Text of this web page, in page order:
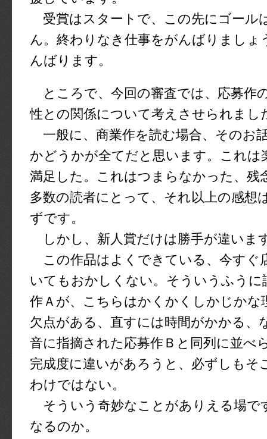
受賞はスタートで、この先にゴール
ん。終わりなき仕事をがんばりましょ
んばります。
ところで、今回の審査では、応募作
性との関係について考えさせられまし
一般に、商業作を読む場合、そのお
かどうかが全てだと思います。これは
満足した。これはつまらなかった、残
多数の読者にとって、それ以上の感想
ずです。
しかし、新人賞だけは勝手が違いま
この作品はよくできている、今すぐ
いてもおかしくない。そういうふうに
作Ａが、こちらはかくかくしかじかな
欠点がある、直すには時間がかかる、
音に指摘された応募作Ｂと同列に並べ
完成度に違いがあろうと、必ずしもそ
わけではない。
そういう奇妙なことがありえる場で
なるのか。